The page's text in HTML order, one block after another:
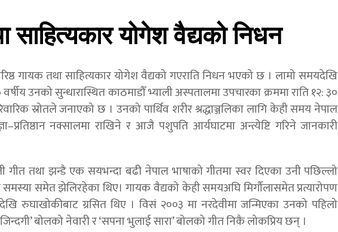
साहित्यकार योगेश वैद्यको निधन
गायक तथा साहित्यकार योगेश वैद्यको गएराति निधन भएको छ । लामो समयदेखि
उनको सुन्धारास्थित काठमाडौँ भ्याली अस्पतालमा उपचारका क्रममा राति १२: ३०
स्रोतले जनाएको छ । उनको पार्थिव शरीर श्रद्धाञ्जलिका लागि केही समय नेपाल
नक्सालमा राखिने र आजै पशुपति आर्यघाटमा अन्त्येष्टि गरिने जानकारी
गीत तथा झन्डै एक सयभन्दा बढी नेपाल भाषाको गीतमा स्वर दिएका उनी पछिल्लो
समेत झेलिरहेका थिए। गायक वैद्यको केही समयअघि मिर्गौलासमेत प्रत्यारोपण
रुघाखोकीबाट ग्रसित थिए । विसं २००३ मा नरदेवीमा जन्मिएका उनको पहिलो
बोलको नेवारी र ‘सपना भुलाई सारा’ बोलको गीत निकै लोकप्रिय छन् ।